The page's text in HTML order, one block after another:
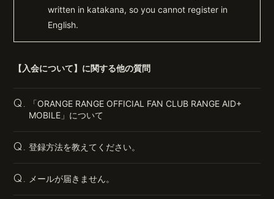
written in katakana, so you cannot register in
English.
【入会について】に関する他の質問
Q.
「ORANGE RANGE OFFICIAL FAN CLUB RANGE AID+
MOBILE」について
Q. 登録方法を教えてください。
Q. メールが届きません。